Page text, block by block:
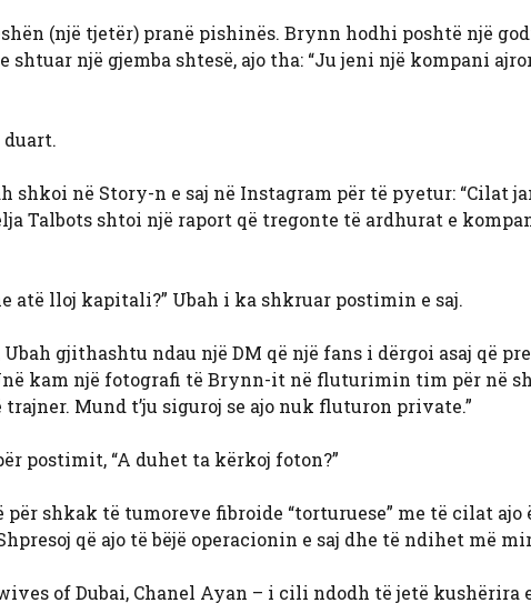
(një tjetër) pranë pishinës. Brynn hodhi poshtë një
shtuar një gjemba shtesë, ajo tha: “Ju jeni një kompani
shkoi në Story-n e saj në Instagram për të pyetur: “Cilat
Talbots shtoi një raport që tregonte të ardhurat e
atë lloj kapitali?” Ubah i ka shkruar postimin e saj.
gjithashtu ndau një DM që një fans i dërgoi asaj që
kam një fotografi të Brynn-it në fluturimin tim për në
Mund t’ju siguroj se ajo nuk fluturon private.”
postimit, “A duhet ta kërkoj foton?”
shkak të tumoreve fibroide “torturuese” me të cilat ajo
që ajo të bëjë operacionin e saj dhe të ndihet më
of Dubai, Chanel Ayan – i cili ndodh të jetë kushërira